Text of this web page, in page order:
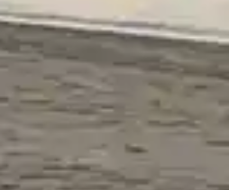
nella pagina
sui social